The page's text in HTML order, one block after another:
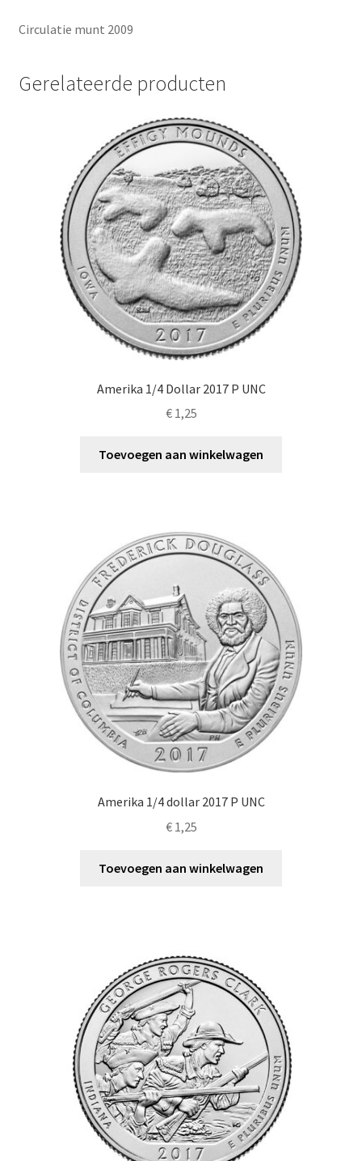
Circulatie munt 2009
Gerelateerde producten
Amerika 1/4 Dollar 2017 P UNC
€1,25
Toevoegen aan winkelwagen
Amerika 1/4 dollar 2017 P UNC
€1,25
Toevoegen aan winkelwagen